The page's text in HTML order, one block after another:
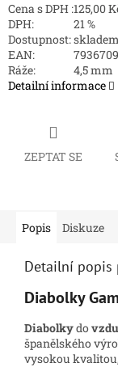
Cena s DPH :125,00
DPH:
21 %
Dostupnost:skladem
EAN:
Ráže:
4,5 mm
Detailní informace
ZEPTAT SE
Popis Diskuze
Detailní popis
Diabolky
Diabolkydo
španělského
vysokou